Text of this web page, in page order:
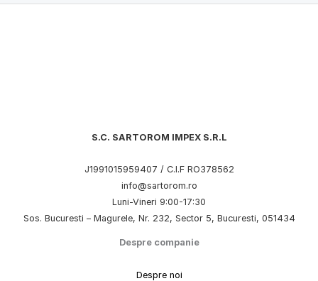
S.C. SARTOROM IMPEX S.R.L
J1991015959407 / C.I.F RO378562
info@sartorom.ro
Luni-Vineri 9:00-17:30
Sos. Bucuresti – Magurele, Nr. 232, Sector 5, Bucuresti, 051434
Despre companie
Despre noi